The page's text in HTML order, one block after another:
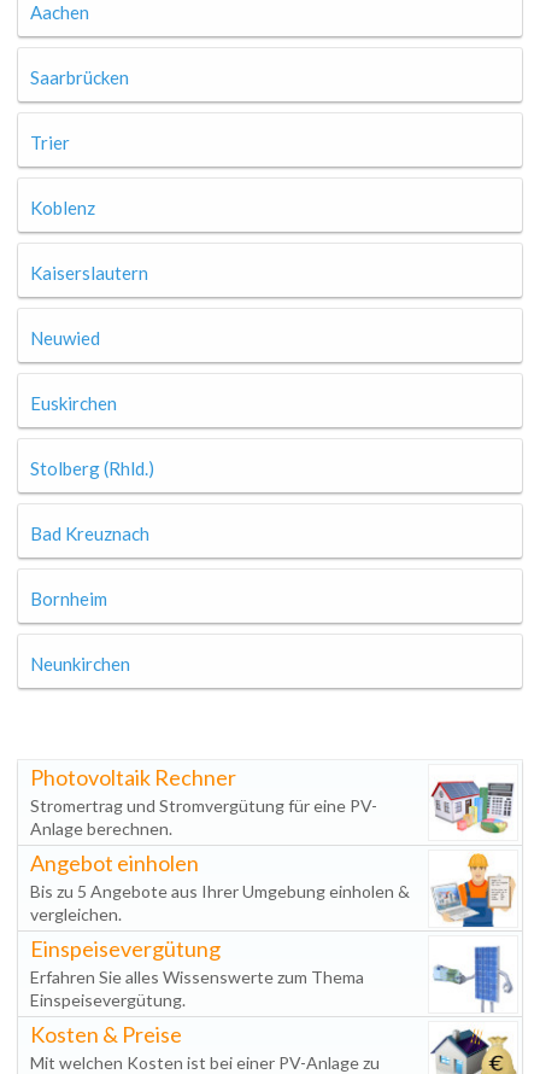
Aachen
Saarbrücken
Trier
Koblenz
Kaiserslautern
Neuwied
Euskirchen
Stolberg (Rhld.)
Bad Kreuznach
Bornheim
Neunkirchen
Photovoltaik Rechner
Stromertrag und Stromvergütung für eine PV-
Anlage berechnen.
Angebot einholen
Bis zu 5 Angebote aus Ihrer Umgebung einholen &
vergleichen.
Einspeisevergütung
Erfahren Sie alles Wissenswerte zum Thema
Einspeisevergütung.
Kosten & Preise
Mit welchen Kosten ist bei einer PV-Anlage zu